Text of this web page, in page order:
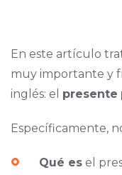
En este artículo
muy importante y
inglés: el presente
Específicamente,
Qué esel